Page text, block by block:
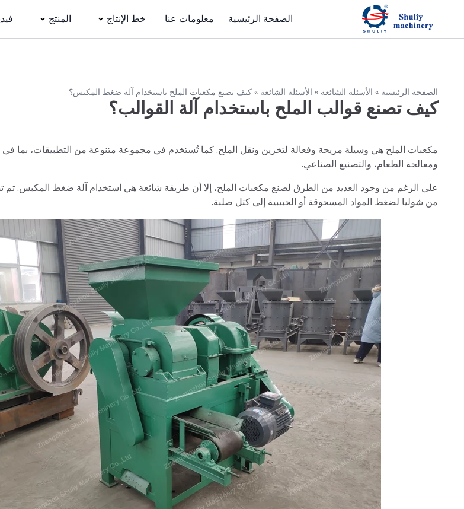
الصفحة الرئيسية معلومات عنا خط الإنتاج المنتج
الصفحة الرئيسية » الأسئلة الشائعة » الأسئلة الشائعة » كيف تصنع مكعبات الملح باستخدام آلة ضغط المكبس؟
كيف تصنع قوالب الملح باستخدام آلة القوالب؟
مكعبات الملح هي وسيلة مريحة وفعالة لتخزين ونقل الملح. كما تُستخدم في مجموعة متنوعة من التطبيقات، بما في
ومعالجة الطعام، والتصنيع الصناعي.
على الرغم من وجود العديد من الطرق لصنع مكعبات الملح، إلا أن طريقة شائعة هي استخدام آلة ضغط المكبس.
من شوليا لضغط المواد المسحوقة أو الحبيبية إلى كتل صلبة.